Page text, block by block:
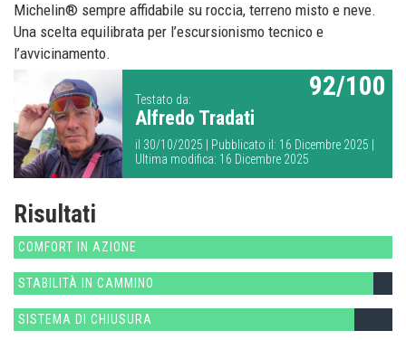
Michelin® sempre affidabile su roccia, terreno misto e neve.
Una scelta equilibrata per l’escursionismo tecnico e
l’avvicinamento.
Testato da:
Alfredo Tradati
il 30/10/2025 | Pubblicato il: 16 Dicembre 2025 |
Ultima modifica: 16 Dicembre 2025
92/100
Risultati
COMFORT IN AZIONE
STABILITÀ IN CAMMINO
SISTEMA DI CHIUSURA